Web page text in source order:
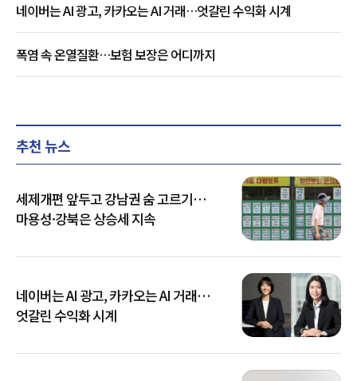
네이버는 AI 광고, 카카오는 AI 거래…엇갈린 수익화 시계
폭염 속 온열질환…보험 보장은 어디까지
추천 뉴스
세제개편 앞두고 강남권 숨 고르기…
마용성·강북은 상승세 지속
네이버는 AI 광고, 카카오는 AI 거래…
엇갈린 수익화 시계